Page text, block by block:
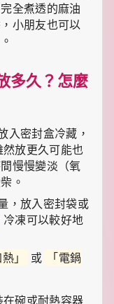
全煮透的麻油
小朋友也可以
多久？怎麼
入密封盒冷藏，
放更久可能也
慢慢變淡（氧
。
，放入密封袋或
冷凍可以較好地
」 或
「電鍋
碗或耐熱容器